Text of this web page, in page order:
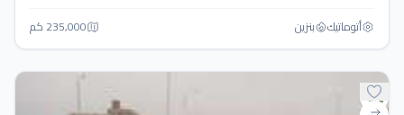
أتوماتيك‎ بنزين 235,000 كم